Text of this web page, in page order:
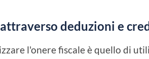
deduzioni e
l'onere fiscale è quello di